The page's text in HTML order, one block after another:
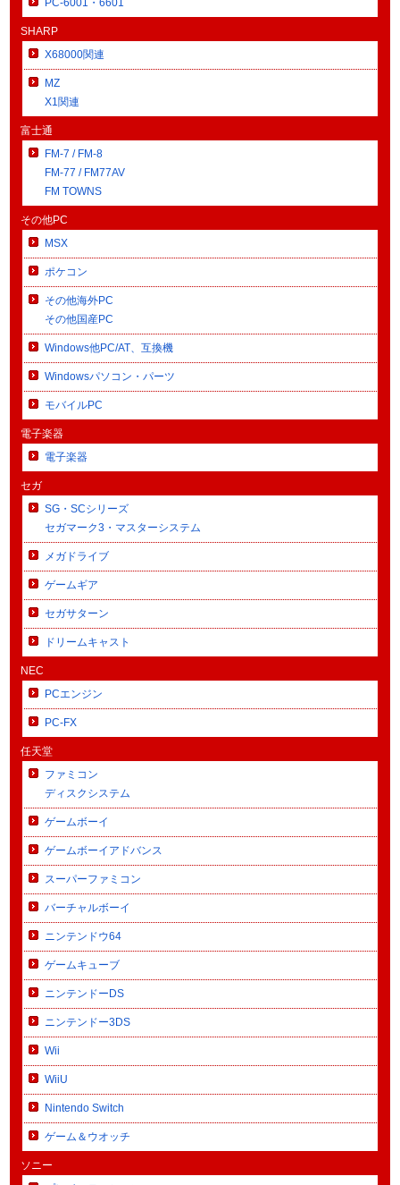
PC-6001・6601
SHARP
X68000関連
MZ
X1関連
富士通
FM-7 / FM-8
FM-77 / FM77AV
FM TOWNS
その他PC
MSX
ポケコン
その他海外PC
その他国産PC
Windows他PC/AT、互換機
Windowsパソコン・パーツ
モバイルPC
電子楽器
電子楽器
セガ
SG・SCシリーズ
セガマーク3・マスターシステム
メガドライブ
ゲームギア
セガサターン
ドリームキャスト
NEC
PCエンジン
PC-FX
任天堂
ファミコン
ディスクシステム
ゲームボーイ
ゲームボーイアドバンス
スーパーファミコン
バーチャルボーイ
ニンテンドウ64
ゲームキューブ
ニンテンドーDS
ニンテンドー3DS
Wii
WiiU
Nintendo Switch
ゲーム＆ウオッチ
ソニー